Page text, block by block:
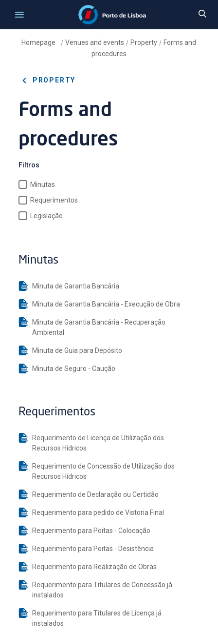
Homepage /Venues and events / Property / Forms and
procedures
PROPERTY
Forms and
procedures
Filtros
Minutas
Requerimentos
Legislação
Minutas
Minuta de Garantia Bancária
Minuta de Garantia Bancária - Execução de Obra
Minuta de Garantia Bancária - Recuperação
Ambiental
Minuta de Guia para Depósito
Minuta de Seguro - Caução
Requerimentos
Requerimento de Licença de Utilização dos
Recursos Hídricos
Requerimento de Concessão de Utilização dos
Recursos Hídricos
Requerimento de Declaração ou Certidão
Requerimento para pedido de Vistoria Final
Requerimento para Poitas - Colocação
Requerimento para Poitas - Desistência
Requerimento para Realização de Obras
Requerimento para Titulares de Concessão já
instalados
Requerimento para Titulares de Licença já
instalados